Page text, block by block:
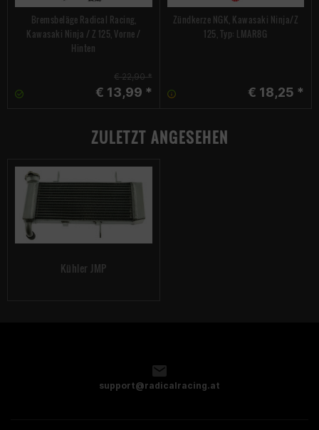
Bremsbeläge Radical Racing,
Kawasaki Ninja / Z 125, Vorne /
Hinten
€ 22,90 *
€ 13,99 *
Zündkerze NGK, Kawasaki Ninja/Z
125, Typ: LMAR8G
€ 18,25 *
ZULETZT ANGESEHEN
Kühler JMP
support@radicalracing.at